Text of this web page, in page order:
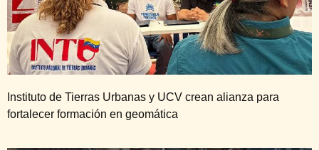
Instituto de Tierras Urbanas y UCV crean alianza para
fortalecer formación en geomática